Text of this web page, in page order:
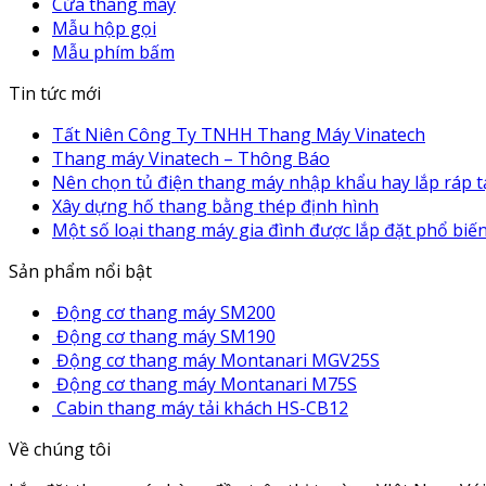
Mẫu hộp gọi
Mẫu phím bấm
Tin tức mới
Tất Niên Công Ty TNHH Thang Máy Vinatech
Thang máy Vinatech – Thông Báo
Nên chọn tủ điện thang máy nhập khẩu hay lắp ráp
Xây dựng hố thang bằng thép định hình
Một số loại thang máy gia đình được lắp đặt phổ
Sản phẩm nổi bật
Động cơ thang máy SM200
Động cơ thang máy SM190
Động cơ thang máy Montanari MGV25S
Động cơ thang máy Montanari M75S
Cabin thang máy tải khách HS-CB12
Về chúng tôi